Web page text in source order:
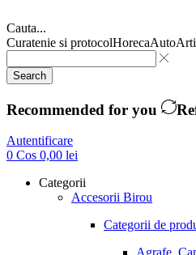
Cauta...
Curatenie si protocolHorecaAuto
Search
Recommended for you
Autentificare
0 Cos 0,00 lei
Categorii
Accesorii Birou
Categorii de